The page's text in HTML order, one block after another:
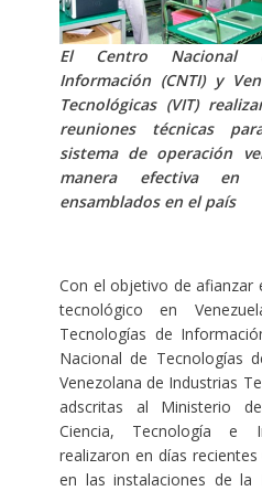
El Centro Nacional
Información (CNTI) y
Tecnológicas (VIT)
reuniones técnicas
sistema de operación
manera efectiva en
ensamblados en el país
Con el objetivo de afianzar
tecnológico en
Tecnologías de
Nacional de Tecnologías
Venezolana de Industrias
adscritas al Ministerio
Ciencia, Tecnología e
realizaron en días
en las instalaciones de la